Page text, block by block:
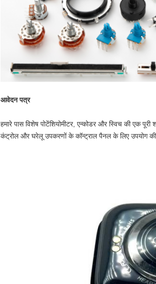
आवेदन पत्र
हमारे पास विशेष पोटेंशियोमीटर, एन्कोडर और स्विच की एक
कंट्रोल और घरेलू उपकरणों के कॉन्ट्राल पैनल के लिए उपयोग की